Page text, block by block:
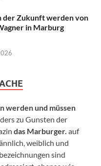
der Zukunft werden von
in Marburg
werden und müssen
zu Gunsten der
das Marburger. auf
weiblich und
sind